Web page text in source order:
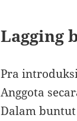
Lagging
Pra
Anggota
Dalam